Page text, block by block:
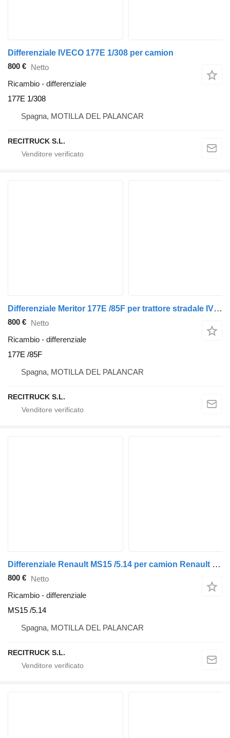
Differenziale IVECO 177E 1/308 per camion
800 € Netto
Ricambio - differenziale
177E 1/308
Spagna, MOTILLA DEL PALANCAR
RECITRUCK S.L.
Differenziale Meritor 177E /85F per trattore stradale IVECO stralis
800 € Netto
Ricambio - differenziale
177E /85F
Spagna, MOTILLA DEL PALANCAR
RECITRUCK S.L.
Differenziale Renault MS15 /5.14 per camion Renault PREMIUM
800 € Netto
Ricambio - differenziale
MS15 /5.14
Spagna, MOTILLA DEL PALANCAR
RECITRUCK S.L.